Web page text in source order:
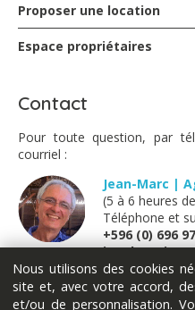
Proposer une location
Espace propriétaires
Contact
Pour toute question, par
courriel :
Jean-Marc |
(5 à 6 heures
Téléphone et
+596 (0) 696
Marion |
Nous utilisons des cookies
site et, avec votre accord,
et/ou de personnalisation.